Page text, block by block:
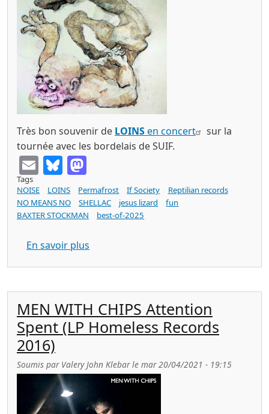
Très bon souvenir de LOINSen concert
sur la
tournée avec les bordelais de SUIF.
EmailBluesky
Tags
NOISE
LOINS Permafrost If Society
Reptilian records
NO MEANS NO
SHELLAC jesus lizard
fun
BAXTER STOCKMAN
best-of-2025
En savoir plus
MEN WITH CHIPS Attention
Spent (LP Homeless Records
2016)
Soumis par Valery John Klebarle mar 20/04/2021 - 19:15